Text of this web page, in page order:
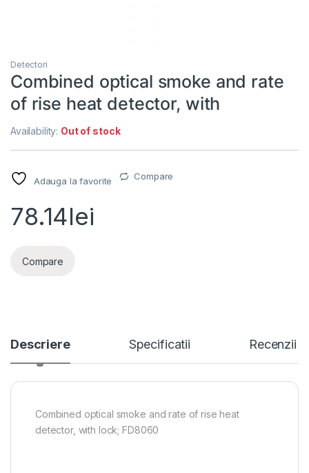
Detectori
Combined optical smoke and rate
of rise heat detector, with
Availability: Out of stock
Adauga la favorite Compare
78.14lei
Compare
Descriere Specificatii Recenzii
Combined optical smoke and rate of rise heat
detector, with lock; FD8060